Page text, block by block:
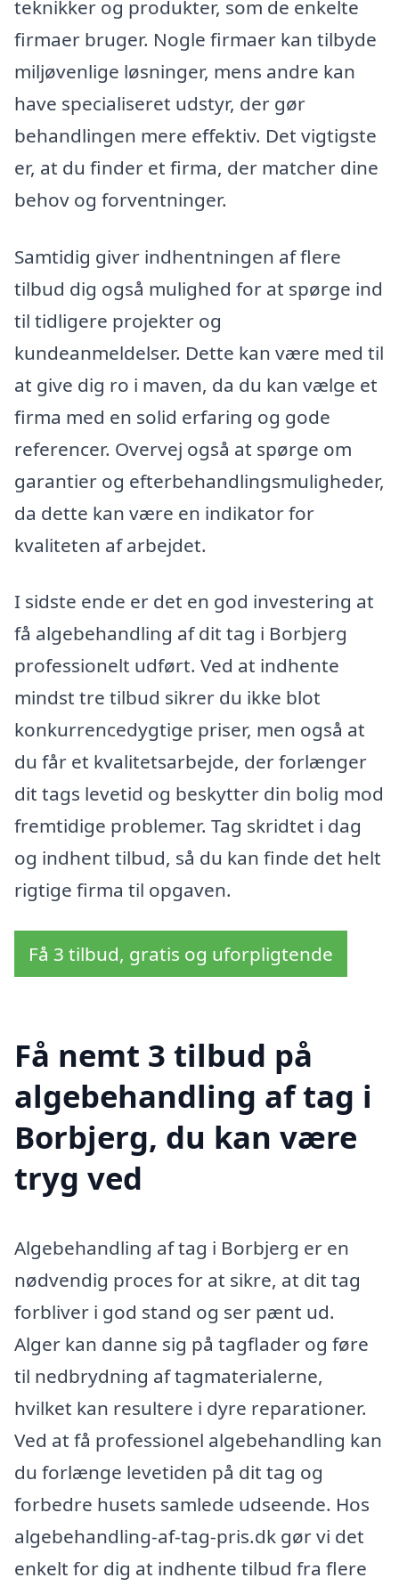
teknikker og produkter, som de enkelte
firmaer bruger. Nogle firmaer kan tilbyde
miljøvenlige løsninger, mens andre kan
have specialiseret udstyr, der gør
behandlingen mere effektiv. Det vigtigste
er, at du finder et firma, der matcher dine
behov og forventninger.
Samtidig giver indhentningen af flere
tilbud dig også mulighed for at spørge ind
til tidligere projekter og
kundeanmeldelser. Dette kan være med til
at give dig ro i maven, da du kan vælge et
firma med en solid erfaring og gode
referencer. Overvej også at spørge om
garantier og efterbehandlingsmuligheder,
da dette kan være en indikator for
kvaliteten af arbejdet.
I sidste ende er det en god investering at
få algebehandling af dit tag i Borbjerg
professionelt udført. Ved at indhente
mindst tre tilbud sikrer du ikke blot
konkurrencedygtige priser, men også at
du får et kvalitetsarbejde, der forlænger
dit tags levetid og beskytter din bolig mod
fremtidige problemer. Tag skridtet i dag
og indhent tilbud, så du kan finde det helt
rigtige firma til opgaven.
Få 3 tilbud, gratis og uforpligtende
Få nemt 3 tilbud på
algebehandling af tag i
Borbjerg, du kan være
tryg ved
Algebehandling af tag i Borbjerg er en
nødvendig proces for at sikre, at dit tag
forbliver i god stand og ser pænt ud.
Alger kan danne sig på tagflader og føre
til nedbrydning af tagmaterialerne,
hvilket kan resultere i dyre reparationer.
Ved at få professionel algebehandling kan
du forlænge levetiden på dit tag og
forbedre husets samlede udseende. Hos
algebehandling-af-tag-pris.dk gør vi det
enkelt for dig at indhente tilbud fra flere